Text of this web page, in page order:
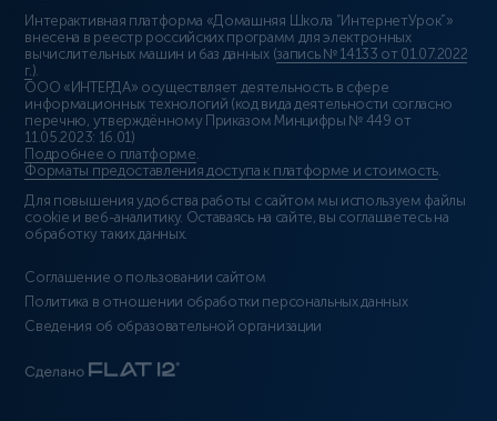
Интерактивная платформа «Домашняя Школа “ИнтернетУрок”»
внесена в реестр российских программ для электронных
вычислительных машин и баз данных (запись № 14133 от 01.07.2022
г.).
ООО «ИНТЕРДА» осуществляет деятельность в сфере
информационных технологий (код вида деятельности согласно
перечню, утверждённому Приказом Минцифры № 449 от
11.05.2023: 16.01)
Подробнее о платформе.
Форматы предоставления доступа к платформе и стоимость.
Для повышения удобства работы с сайтом мы используем файлы
cookie и веб-аналитику. Оставаясь на сайте, вы соглашаетесь на
обработку таких данных.
Соглашение о пользовании сайтом
Политика в отношении обработки персональных данных
Сведения об образовательной организации